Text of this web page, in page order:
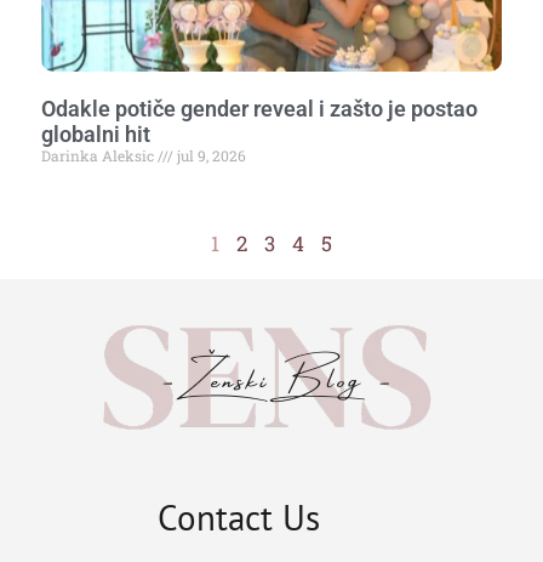
Odakle potiče gender reveal i zašto je postao
globalni hit
Darinka Aleksic jul 9, 2026
1 2 3 4 5
Contact Us